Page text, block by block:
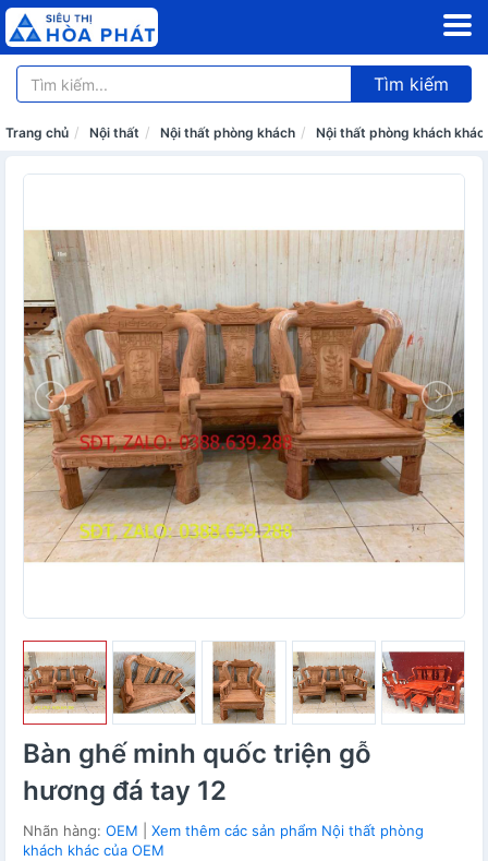
Tìm kiếm
Trang chủ Nội thất Nội thất phòng khách Nội thất phòng khách khác
Bàn ghế minh quốc triện gỗ
hương đá tay 12
Nhãn hàng: OEM
Xem thêm các sản phẩm Nội thất phòng
khách khác của OEM